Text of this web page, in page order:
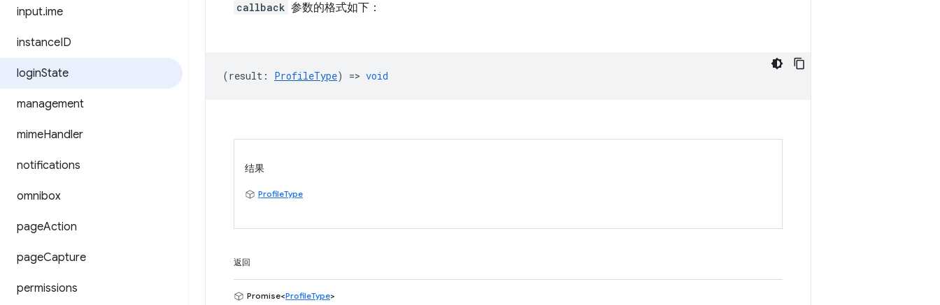
input.ime
instanceID
loginState
management
mimeHandler
notifications
omnibox
pageAction
pageCapture
permissions
callback 参数的格式如下：
(result : ProfileType) => void
结果
ProfileType
返回
Promise<ProfileType>